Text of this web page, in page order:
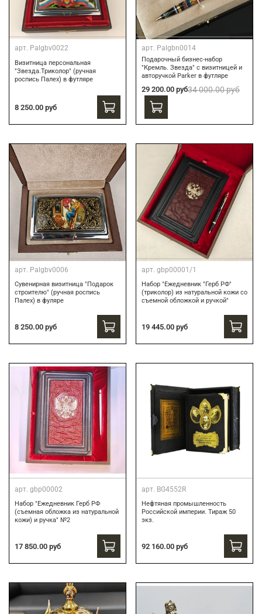
арт. Palgbv0022
Визитница персональная
"Звезда.Триколор" (ручная
роспись Палех) в футляре
8 250.00 руб
арт. Palgbn0014
Подарочный бизнес-набор
"Кремль. Звезда" с визитницей и
авторучкой Parker в футляре
29 200.00 руб34 000.00 руб
арт. Palgbv0006
Сувенирная визитница "Подарок
строителю" (ручная роспись
Палех) в фуляре
8 250.00 руб
арт. gbp00001/1
Набор "Ежедневник "Герб РФ"
(триколор) из натуральной кожи со
съемной обложкой и ручкой"
19 445.00 руб
арт. gbp00002
Набор "Ежедневник Герб РФ
(съемная обложка из натуральной
кожи) и ручка" №2
17 850.00 руб
арт. BG4552R
Нефтяная промышленность
Российской империи. Тираж 50
экз.
92 160.00 руб